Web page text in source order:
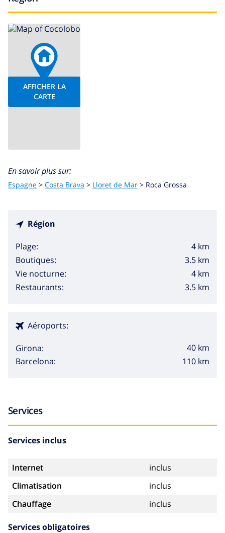
AFFICHER LA
CARTE
En savoir plus sur:
Espagne > Costa Brava > Lloret de Mar > Roca Grossa
Région
Plage:
4 km
Boutiques:
3.5 km
Vie nocturne:
4 km
Restaurants:
3.5 km
Aéroports:
Girona:
40 km
Barcelona:
110 km
Services
Services inclus
Internet
inclus
Climatisation
inclus
Chauffage
inclus
Services obligatoires